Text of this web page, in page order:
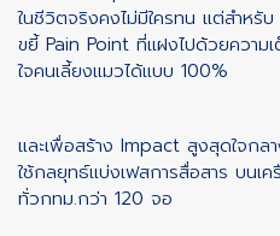
ในชีวิตจริงคงไม่มีใครทน แต่สำหรั
ขยี้ Pain Point ที่แฝงไปด้วยความ
ใจคนเลี้ยงแมวได้แบบ 100%
และเพื่อสร้าง Impact สูงสุดใจก
ใช้กลยุทธ์แบ่งเฟสการสื่อสาร บนเ
ทั่วกทม.กว่า 120 จอ